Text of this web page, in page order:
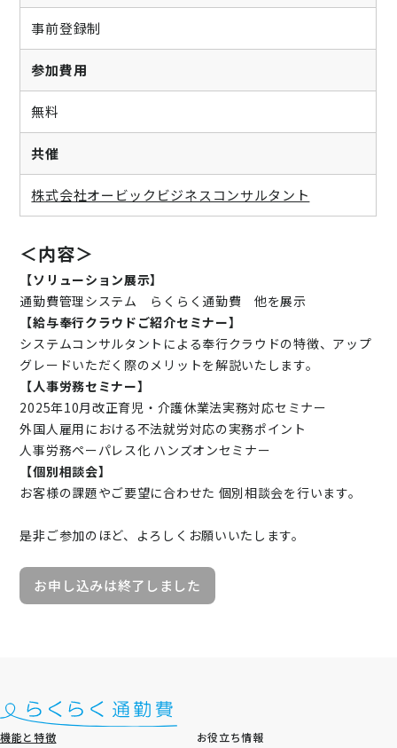
事前登録制
参加費用
無料
共催
株式会社オービックビジネスコンサルタント
＜内容＞
【ソリューション展示】
通勤費管理システム らくらく通勤費 他を展示
【給与奉行クラウドご紹介セミナー】
システムコンサルタントによる奉行クラウドの特徴、アップ
グレードいただく際のメリットを解説いたします。
【人事労務セミナー】
2025年10月改正育児・介護休業法実務対応セミナー
外国人雇用における不法就労対応の実務ポイント
人事労務ペーパレス化 ハンズオンセミナー
【個別相談会】
お客様の課題やご要望に合わせた 個別相談会を行います。
是非ご参加のほど、よろしくお願いいたします。
お申し込みは終了しました
機能と特徴 お役立ち情報